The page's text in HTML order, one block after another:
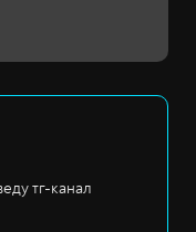
тг-канал